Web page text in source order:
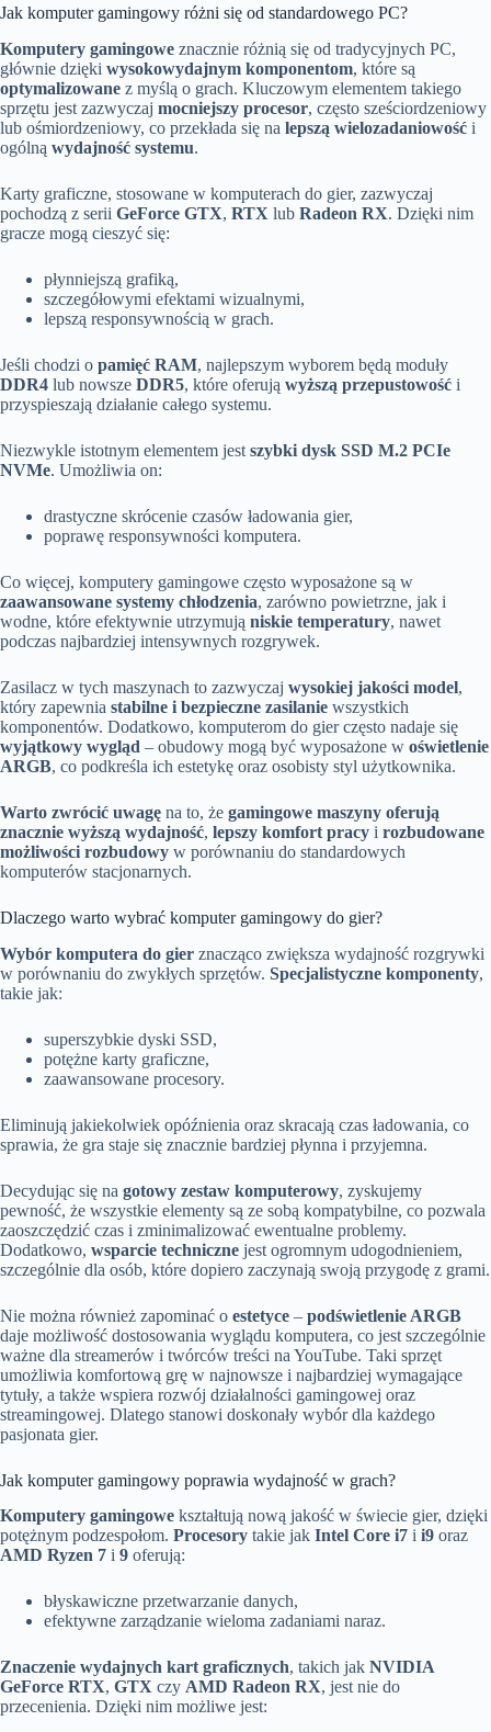
Jak komputer gamingowy różni się od standardowego PC?
Komputery gamingowe znacznie różnią się od tradycyjnych PC,
głównie dzięki wysokowydajnym komponentom, które są
optymalizowane z myślą o grach. Kluczowym elementem takiego
sprzętu jest zazwyczaj mocniejszy procesor, często sześciordzeniowy
lub ośmiordzeniowy, co przekłada się na lepszą wielozadaniowość i
ogólną wydajność systemu.
Karty graficzne, stosowane w komputerach do gier, zazwyczaj
pochodzą z serii GeForce GTX, RTX lub Radeon RX. Dzięki nim
gracze mogą cieszyć się:
płynniejszą grafiką,
szczegółowymi efektami wizualnymi,
lepszą responsywnością w grach.
Jeśli chodzi o pamięć RAM, najlepszym wyborem będą moduły
DDR4 lub nowsze DDR5, które oferują wyższą przepustowość i
przyspieszają działanie całego systemu.
Niezwykle istotnym elementem jest szybki dysk SSD M.2 PCIe
NVMe. Umożliwia on:
drastyczne skrócenie czasów ładowania gier,
poprawę responsywności komputera.
Co więcej, komputery gamingowe często wyposażone są w
zaawansowane systemy chłodzenia, zarówno powietrzne, jak i
wodne, które efektywnie utrzymują niskie temperatury, nawet
podczas najbardziej intensywnych rozgrywek.
Zasilacz w tych maszynach to zazwyczaj wysokiej jakości model,
który zapewnia stabilne i bezpieczne zasilanie wszystkich
komponentów. Dodatkowo, komputerom do gier często nadaje się
wyjątkowy wygląd – obudowy mogą być wyposażone w oświetlenie
ARGB, co podkreśla ich estetykę oraz osobisty styl użytkownika.
Warto zwrócić uwagę na to, że gamingowe maszyny oferują
znacznie wyższą wydajność, lepszy komfort pracy i rozbudowane
możliwości rozbudowy w porównaniu do standardowych
komputerów stacjonarnych.
Dlaczego warto wybrać komputer gamingowy do gier?
Wybór komputera do gier znacząco zwiększa wydajność rozgrywki
w porównaniu do zwykłych sprzętów. Specjalistyczne komponenty,
takie jak:
superszybkie dyski SSD,
potężne karty graficzne,
zaawansowane procesory.
Eliminują jakiekolwiek opóźnienia oraz skracają czas ładowania, co
sprawia, że gra staje się znacznie bardziej płynna i przyjemna.
Decydując się na gotowy zestaw komputerowy, zyskujemy
pewność, że wszystkie elementy są ze sobą kompatybilne, co pozwala
zaoszczędzić czas i zminimalizować ewentualne problemy.
Dodatkowo, wsparcie techniczne jest ogromnym udogodnieniem,
szczególnie dla osób, które dopiero zaczynają swoją przygodę z grami.
Nie można również zapominać o estetyce – podświetlenie ARGB
daje możliwość dostosowania wyglądu komputera, co jest szczególnie
ważne dla streamerów i twórców treści na YouTube. Taki sprzęt
umożliwia komfortową grę w najnowsze i najbardziej wymagające
tytuły, a także wspiera rozwój działalności gamingowej oraz
streamingowej. Dlatego stanowi doskonały wybór dla każdego
pasjonata gier.
Jak komputer gamingowy poprawia wydajność w grach?
Komputery gamingowe kształtują nową jakość w świecie gier, dzięki
potężnym podzespołom. Procesory takie jak Intel Core i7 i i9 oraz
AMD Ryzen 7 i 9 oferują:
błyskawiczne przetwarzanie danych,
efektywne zarządzanie wieloma zadaniami naraz.
Znaczenie wydajnych kart graficznych, takich jak NVIDIA
GeForce RTX, GTX czy AMD Radeon RX, jest nie do
przecenienia. Dzięki nim możliwe jest: